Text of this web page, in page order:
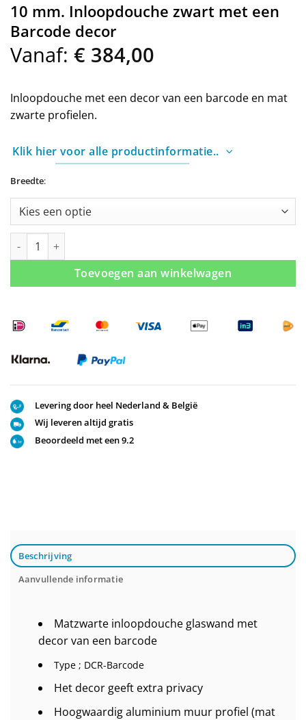
10 mm. Inloopdouche zwart met een
Barcode decor
Vanaf: € 384,00
Inloopdouche met een decor van een barcode en mat
zwarte profielen.
Klik hier voor alle productinformatie..
Breedte:
10 mm. Inloopdouche zwart met een Barcode decor aantal
Toevoegen aan winkelwagen
Levering door heel Nederland & België
Wij leveren altijd gratis
Beoordeeld met een 9.2
Beschrijving
Aanvullende informatie
Matzwarte inloopdouche glaswand met
decor van een barcode
Type ; DCR-Barcode
Het decor geeft extra privacy
Hoogwaardig aluminium muur profiel (mat